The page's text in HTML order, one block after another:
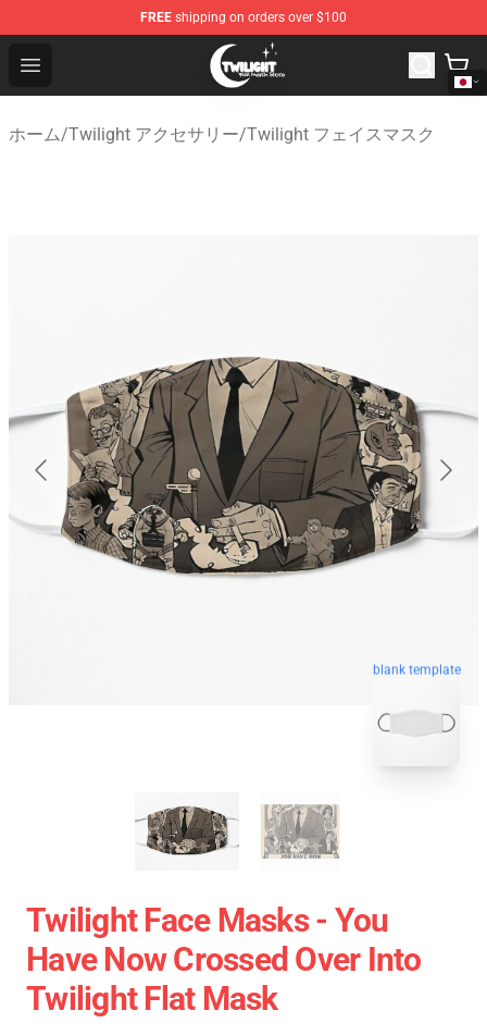
FREE shipping on orders over $100
Open menu
Twilight Store - Official Twilight Merchandise Shop
ホーム/Twilight アクセサリー/Twilight フェイスマスク
blank template
Twilight Face Masks - You
Have Now Crossed Over Into
Twilight Flat Mask